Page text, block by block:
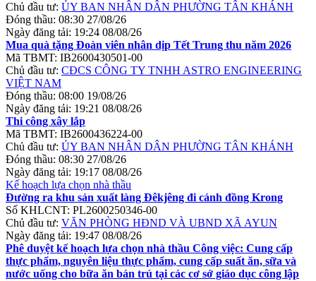
Chủ đầu tư: ỦY BAN NHÂN DÂN PHƯỜNG TÂN KHÁNH
Đóng thầu: 08:30 27/08/26
Ngày đăng tải: 19:24 08/08/26
Mua quà tặng Đoàn viên nhân dịp Tết Trung thu năm 2026
Mã TBMT: IB2600430501-00
Chủ đầu tư: CĐCS CÔNG TY TNHH ASTRO ENGINEERING
VIỆT NAM
Đóng thầu: 08:00 19/08/26
Ngày đăng tải: 19:21 08/08/26
Thi công xây lắp
Mã TBMT: IB2600436224-00
Chủ đầu tư: ỦY BAN NHÂN DÂN PHƯỜNG TÂN KHÁNH
Đóng thầu: 08:30 27/08/26
Ngày đăng tải: 19:17 08/08/26
Kế hoạch lựa chọn nhà thầu
Đường ra khu sản xuất làng Đêkjêng đi cánh đồng Krong
Số KHLCNT: PL2600250346-00
Chủ đầu tư: VĂN PHÒNG HĐND VÀ UBND XÃ AYUN
Ngày đăng tải: 19:47 08/08/26
Phê duyệt kế hoạch lựa chọn nhà thầu Công việc: Cung cấp
thực phẩm, nguyên liệu thực phẩm, cung cấp suất ăn, sữa và
nước uống cho bữa ăn bán trú tại các cơ sở giáo dục công lập